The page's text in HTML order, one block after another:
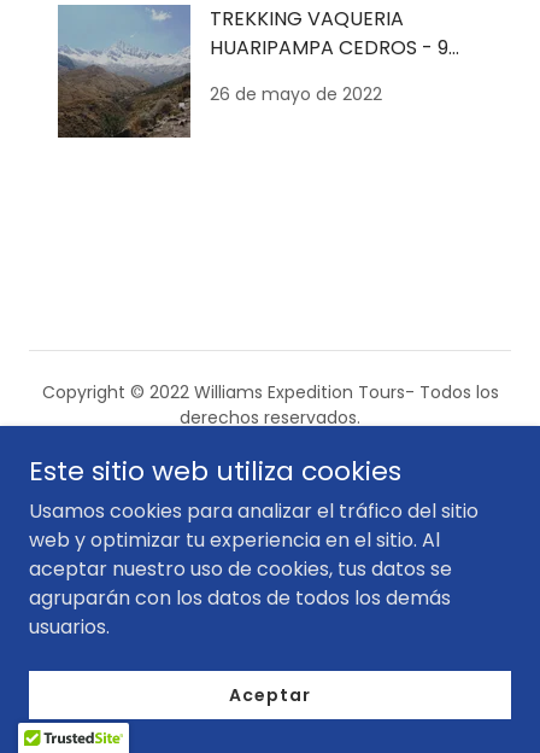
TREKKING VAQUERIA
HUARIPAMPA CEDROS - 9
26 de mayo de 2022
Copyright © 2022 Williams Expedition Tours- Todos los
derechos reservados.
Renta Equipo
Nosotros
Contacto
Galería
Este sitio web utiliza cookies
Usamos cookies para analizar el tráfico del sitio
web y optimizar tu experiencia en el sitio. Al
aceptar nuestro uso de cookies, tus datos se
agruparán con los datos de todos los demás
usuarios.
Aceptar